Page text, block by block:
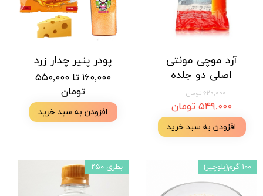
آرد موچی مونتی
اصلی دو جلده
۶۲۰,۰۰۰ تومان
۵۴۹,۰۰۰ تومان
افزودن به سبد خرید
پودر پنیر چدار زرد
۱۶۰,۰۰۰ تا ۵۵۰,۰۰۰
تومان
افزودن به سبد خرید
۱۰۰ گرم(بلوچیز) بطری ۲۵۰